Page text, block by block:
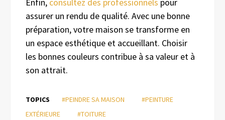
Enfin, consultez des professionnels pour
assurer un rendu de qualité. Avec une bonne
préparation, votre maison se transforme en
un espace esthétique et accueillant. Choisir
les bonnes couleurs contribue à sa valeur et à
son attrait.
TOPICS #PEINDRE SA MAISON
#PEINTURE
EXTÉRIEURE
#TOITURE